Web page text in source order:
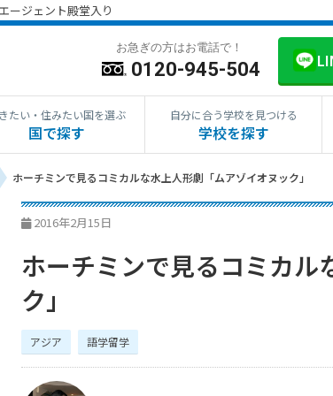
ージェント殿堂入り
お急ぎの方はお電話で！
0120-945-504
たい・住みたい国を選ぶ
国で探す
自分に合う学校を見つける
学校を探す
ホーチミンで見るコミカルな水上人形劇「ムアゾイオヌック」
2016年2月15日
ホーチミンで見るコミカル
ク」
アジア 語学留学